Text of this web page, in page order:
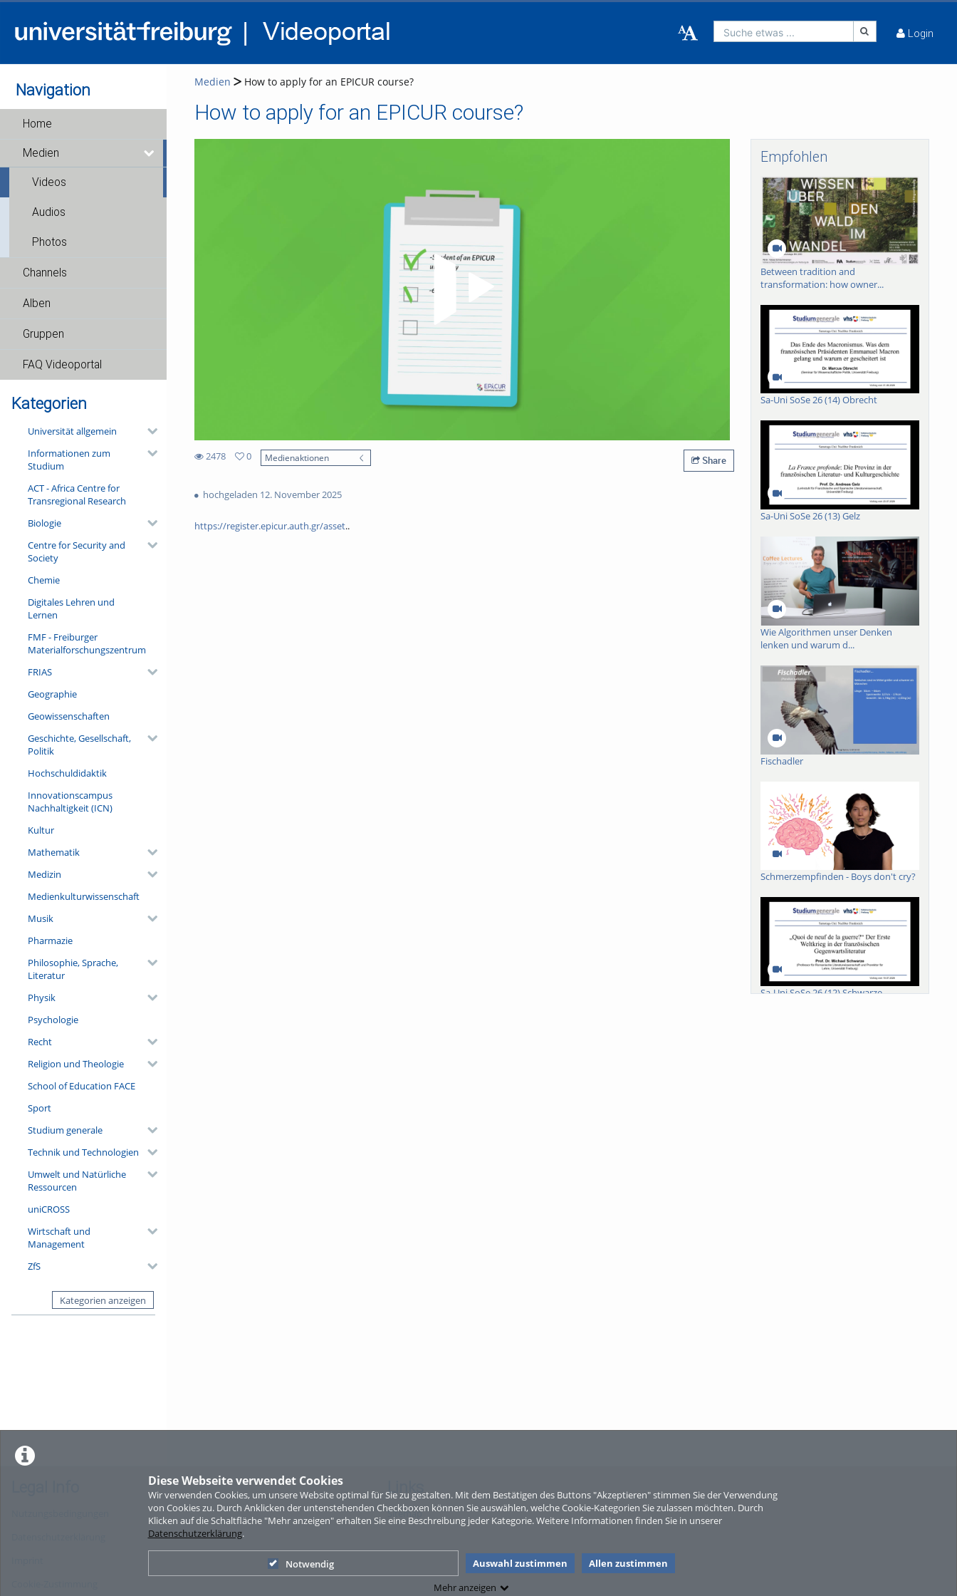
Diese Webseite verwendet Cookies
Wir verwenden Cookies, um unsere Website optimal für Sie zu gestalten. Mit dem Bestätigen des Buttons "Akzeptieren" stimmen Sie der Verwendung
von Cookies zu. Durch Anklicken der untenstehenden Checkboxen können Sie auswählen, welche Cookie-Kategorien Sie zulassen möchten. Durch
Klicken auf die Schaltfläche "Mehr anzeigen" erhalten Sie eine Beschreibung jeder Kategorie. Weitere Informationen finden Sie in unserer
Datenschutzerklärung.
Notwendig Auswahl zustimmen
Allen zustimmen
Mehr anzeigen
Suche etwas ... Login
Navigation
Home
Medien
Videos
Audios
Photos
Channels
Alben
Gruppen
FAQ Videoportal
Kategorien
Universität allgemein
Informationen zum
Studium
ACT - Africa Centre for
Transregional Research
Biologie
Centre for Security and
Society
Chemie
Digitales Lehren und
Lernen
FMF - Freiburger
Materialforschungszentrum
FRIAS
Geographie
Geowissenschaften
Geschichte, Gesellschaft,
Politik
Hochschuldidaktik
Innovationscampus
Nachhaltigkeit (ICN)
Kultur
Mathematik
Medizin
Medienkulturwissenschaft
Musik
Pharmazie
Philosophie, Sprache,
Literatur
Physik
Psychologie
Recht
Religion und Theologie
School of Education FACE
Sport
Studium generale
Technik und Technologien
Umwelt und Natürliche
Ressourcen
uniCROSS
Wirtschaft und
Management
ZfS
Kategorien anzeigen
Medien How to apply for an EPICUR course?
How to apply for an EPICUR course?
Video abspielen
2478
views
0
Medienaktionen Share
hochgeladen 12. November 2025
https://register.epicur.auth.gr/asset..
Empfohlen
Between tradition and
transformation: how owner...
Sa-Uni SoSe 26 (14) Obrecht
Sa-Uni SoSe 26 (13) Gelz
Wie Algorithmen unser Denken
lenken und warum d...
Fischadler
Schmerzempfinden - Boys don't cry?
Sa-Uni SoSe 26 (12) Schwarze
Sperber
Links
Sitemap